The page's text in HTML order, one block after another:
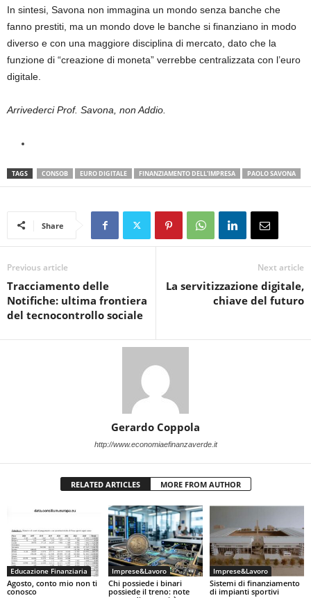
In sintesi, Savona non immagina un mondo senza banche che
fanno prestiti, ma un mondo dove le banche si finanziano in modo
diverso e con una maggiore disciplina di mercato, dato che la
funzione di “creazione di moneta” verrebbe centralizzata con l’euro
digitale.
Arrivederci Prof. Savona, non Addio.
TAGS CONSOB EURO DIGITALE FINANZIAMENTO DELL’IMPRESA PAOLO SAVONA
Share
Previous article
Tracciamento delle
Notifiche: ultima frontiera
del tecnocontrollo sociale
Next article
La servitizzazione digitale,
chiave del futuro
Gerardo Coppola
http://www.economiaefinanzaverde.it
RELATED ARTICLES MORE FROM AUTHOR
Educazione Finanziaria
Agosto, conto mio non ti
conosco
Imprese&Lavoro
Chi possiede i binari
possiede il treno: note
Imprese&Lavoro
Sistemi di finanziamento
di impianti sportivi